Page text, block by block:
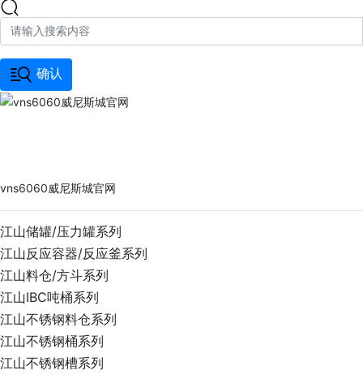
确认
vns6060威尼斯城官网
江山储罐/压力罐系列
江山反应容器/反应釜系列
江山料仓/方斗系列
江山IBC吨桶系列
江山不锈钢料仓系列
江山不锈钢桶系列
江山不锈钢槽系列